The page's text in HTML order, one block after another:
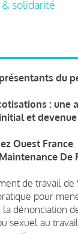
solidarité
du
: une
et
Ouest France
De
de travail de
pour
dénonciation
sexuel au travail